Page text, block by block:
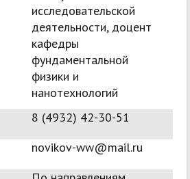
исследовательской
деятельности, доцент
кафедры
фундаментальной
физики и
нанотехнологий
8 (4932) 42-30-51
novikov-ww@mail.ru